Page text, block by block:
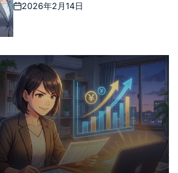
Posted
on
2026年2月14日